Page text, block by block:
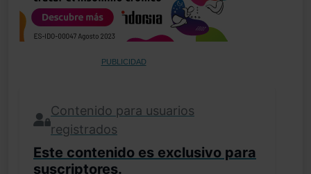
PUBLICIDAD
Contenido para usuarios
registrados
Este contenido es exclusivo para
suscriptores.